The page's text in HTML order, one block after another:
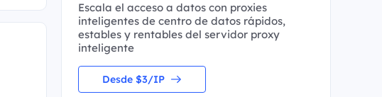
Escala el acceso a datos con proxies
inteligentes de centro de datos rápidos,
estables y rentables del servidor proxy
inteligente
Desde $3/IP